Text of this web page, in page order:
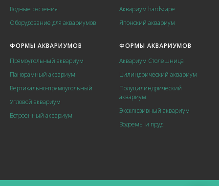
Водные растения
Оборудование для аквариумов
Аквариум hardscape
Японский аквариум
ФОРМЫ АКВАРИУМОВ
Прямоугольный аквариум
Панорамный аквариум
Вертикально-прямоугольный
Угловой аквариум
Встроенный аквариум
ФОРМЫ АКВАРИУМОВ
Аквариум Столешница
Цилиндрический аквариум
Полуцилиндрический
аквариум
Эксклюзивный аквариум
Водоемы и пруд